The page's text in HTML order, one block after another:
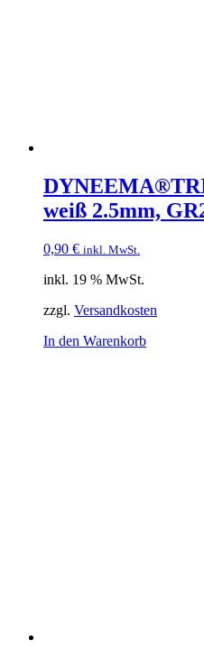
weiß 2.5mm,
0,90 € inkl. MwSt.
inkl. 19 % MwSt.
zzgl. Versandkosten
In den Warenkorb